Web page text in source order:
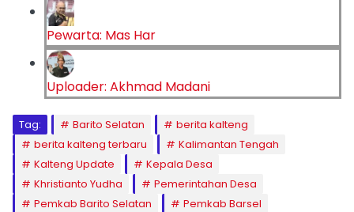
Pewarta: Mas Har
Uploader: Akhmad Madani
Tag: Barito Selatan
berita kalteng
berita kalteng terbaru
Kalimantan Tengah
Kalteng Update
Kepala Desa
Khristianto Yudha
Pemerintahan Desa
Pemkab Barito Selatan
Pemkab Barsel